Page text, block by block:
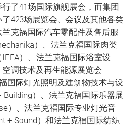
了41场国际旗舰展会，而集团
423场展览会、会议及其他各类
克福国际汽车零配件及售后服
）、法兰克福国际肉类
）、法兰克福国际浴室设
调技术及再生能源展览会
国际灯光照明及建筑物技术与设
Building）、法兰克福国际乐器展
）、法兰克福国际专业灯光音
+ Sound）和法兰克福国际纺织